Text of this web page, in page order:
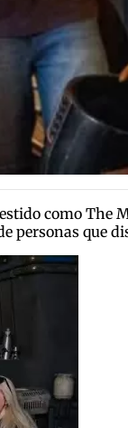
como The
personas